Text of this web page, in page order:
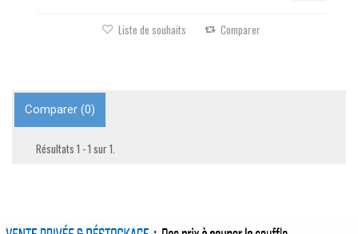
Liste de souhaits Comparer
Comparer (0)
Résultats 1 - 1 sur 1.